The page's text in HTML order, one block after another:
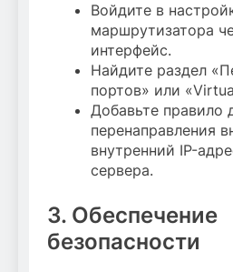
Войдите в
маршрутизатора
интерфейс.
Найдите раздел
портов» или
Добавьте правило
перенаправления
внутренний IP-
сервера.
3. Обеспечение
безопасности